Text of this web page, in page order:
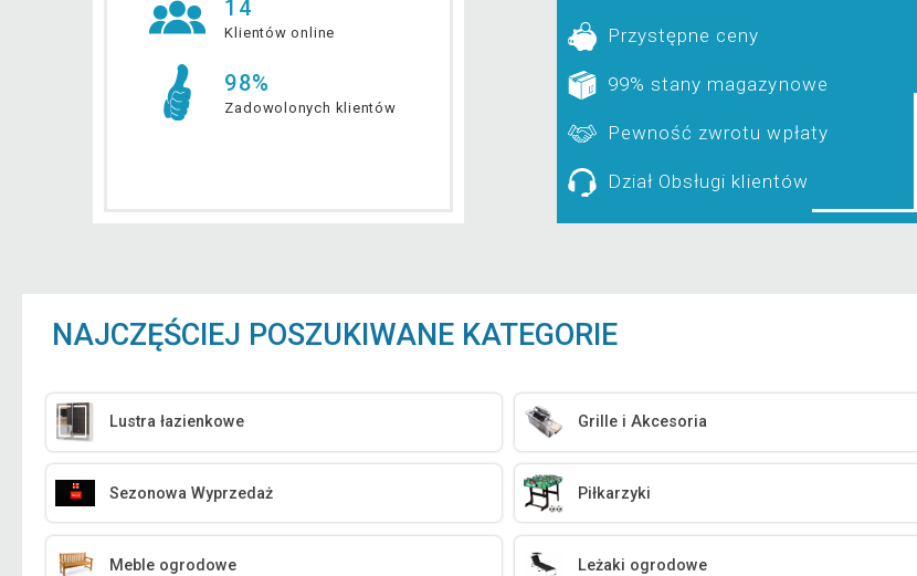
14
Klientów online
98%
Zadowolonych klientów
Przystępne ceny
99% stany magazynowe
Pewność zwrotu wpłaty
Dział Obsługi klientów
NAJCZĘŚCIEJ POSZUKIWANE KATEGORIE
Lustra łazienkowe Grille i Akcesoria
Sezonowa Wyprzedaż Piłkarzyki
Meble ogrodowe Leżaki ogrodowe